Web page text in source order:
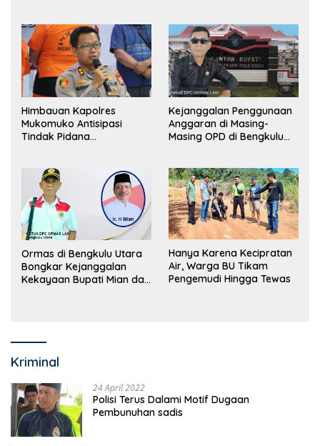
Himbauan Kapolres
Mukomuko Antisipasi
Tindak Pidana
Kejanggalan Penggunaan
Anggaran di Masing-
Masing OPD di Bengkulu
Ormas di Bengkulu Utara
Bongkar Kejanggalan
Kekayaan Bupati Mian dan
Hanya Karena Kecipratan
Air, Warga BU Tikam
Pengemudi Hingga Tewas
Kriminal
24 April 2022
Polisi Terus Dalami Motif Dugaan
Pembunuhan sadis